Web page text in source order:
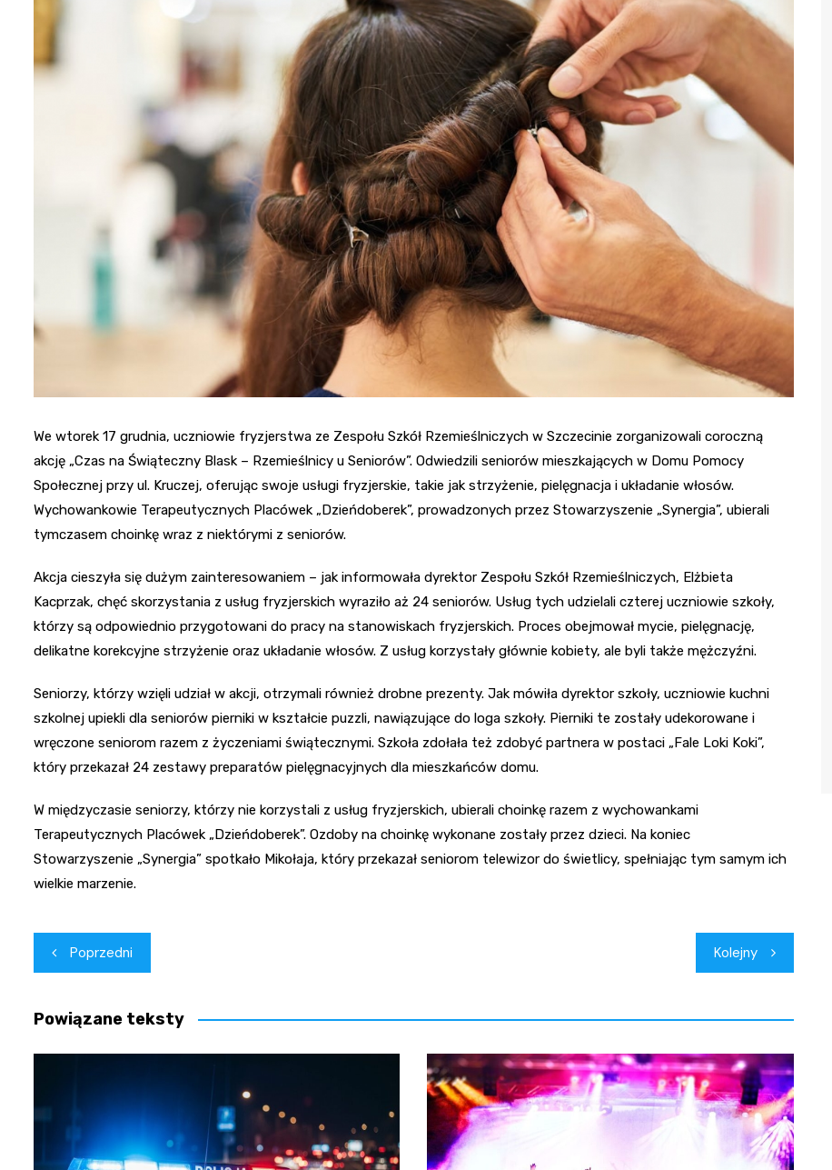
We wtorek 17 grudnia, uczniowie fryzjerstwa ze Zespołu Szkół Rzemieślniczych w Szczecinie zorganizowali coroczną
akcję „Czas na Świąteczny Blask – Rzemieślnicy u Seniorów”. Odwiedzili seniorów mieszkających w Domu Pomocy
Społecznej przy ul. Kruczej, oferując swoje usługi fryzjerskie, takie jak strzyżenie, pielęgnacja i układanie włosów.
Wychowankowie Terapeutycznych Placówek „Dzieńdoberek”, prowadzonych przez Stowarzyszenie „Synergia”, ubierali
tymczasem choinkę wraz z niektórymi z seniorów.
Akcja cieszyła się dużym zainteresowaniem – jak informowała dyrektor Zespołu Szkół Rzemieślniczych, Elżbieta
Kacprzak, chęć skorzystania z usług fryzjerskich wyraziło aż 24 seniorów. Usług tych udzielali czterej uczniowie szkoły,
którzy są odpowiednio przygotowani do pracy na stanowiskach fryzjerskich. Proces obejmował mycie, pielęgnację,
delikatne korekcyjne strzyżenie oraz układanie włosów. Z usług korzystały głównie kobiety, ale byli także mężczyźni.
Seniorzy, którzy wzięli udział w akcji, otrzymali również drobne prezenty. Jak mówiła dyrektor szkoły, uczniowie kuchni
szkolnej upiekli dla seniorów pierniki w kształcie puzzli, nawiązujące do loga szkoły. Pierniki te zostały udekorowane i
wręczone seniorom razem z życzeniami świątecznymi. Szkoła zdołała też zdobyć partnera w postaci „Fale Loki Koki”,
który przekazał 24 zestawy preparatów pielęgnacyjnych dla mieszkańców domu.
W międzyczasie seniorzy, którzy nie korzystali z usług fryzjerskich, ubierali choinkę razem z wychowankami
Terapeutycznych Placówek „Dzieńdoberek”. Ozdoby na choinkę wykonane zostały przez dzieci. Na koniec
Stowarzyszenie „Synergia” spotkało Mikołaja, który przekazał seniorom telewizor do świetlicy, spełniając tym samym ich
wielkie marzenie.
Nawigacja
wpisu
Poprzedni Kolejny
Powiązane teksty